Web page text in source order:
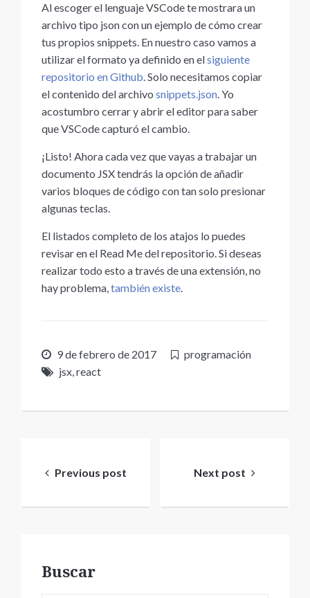
Al escoger el lenguaje VSCode te mostrara un
archivo tipo json con un ejemplo de cómo crear
tus propios snippets. En nuestro caso vamos a
utilizar el formato ya definido en elsiguiente
repositorio en Github. Solo necesitamos copiar
el contenido del archivo snippets.json. Yo
acostumbro cerrar y abrir el editor para saber
que VSCode capturó el cambio.
¡Listo! Ahora cada vez que vayas a trabajar un
documento JSX tendrás la opción de añadir
varios bloques de código con tan solo presionar
algunas teclas.
El listados completo de los atajos lo puedes
revisar en el Read Me del repositorio. Si deseas
realizar todo esto a través de una extensión, no
hay problema,también existe.
9 de febrero de 2017
programación
jsx,react
entradas
Previous post Next post
Buscar